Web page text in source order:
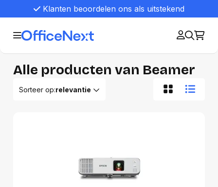
Klanten beoordelen ons als uitstekend
Alle producten van Beamer
Sorteer op:relevantie